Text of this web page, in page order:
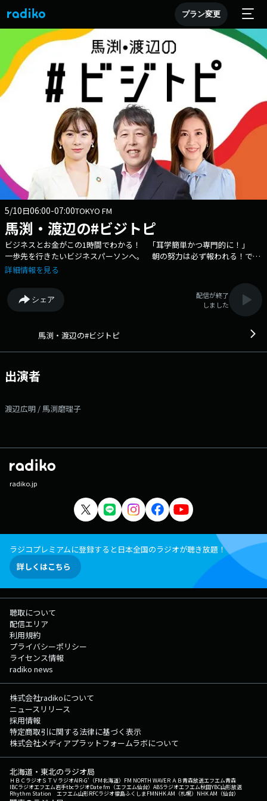
プラン変更
5/10日06:00-07:00TOKYO FM
馬渕・渡辺の#ビジトピ
ビジネスとお金がこの1時間でわかる！ 「耳学簡単かつ専門的に！」
一歩先を行きたいビジネスパーソンへ。 朝の努力は必ず報われる！でも
一方で、 ラクして時短で学びたいあなたに音声で… ・ビジネスのヒ
に ・日本の未来を考えたい… 何気なく聴いても勉強になったり、ビジ
ネスに興味を持つきっかけにも？ 番組Webサイト：
https://www.tfm.co.jp/biztopi/ メッセージフォーム：
ピ」 Xアカウントは「@biztopi_tfm」
詳細情報を見る
シェア
配信が終了
しました
馬渕・渡辺の#ビジトピ
出演者
渡辺広明 / 馬渕磨理子
radiko.jp
ラジコプレミアムに登録すると日本全国のラジオが聴き放題！
詳しくはこちら
聴取について
配信エリア
利用規約
プライバシーポリシー
ライセンス情報
radiko news
株式会社radikoについて
ニュースリリース
採用情報
特定商取引に関する法律に基づく表示
株式会社メディアプラットフォームラボについて
北海道・東北のラジオ局
ＨＢＣラジオＳＴＶラジオAIR-G'（FM北海道） FM NORTH WAVEＲＡＢ青森放送エフエム青森
IBCラジオエフエム岩手tbcラジオDate fm（エフエム仙台） ABSラジオエフエム秋田YBC山形放送
Rhythm Station エフエム山形RFCラジオ福島ふくしまFMNHK AM（札幌） NHK AM（仙台）